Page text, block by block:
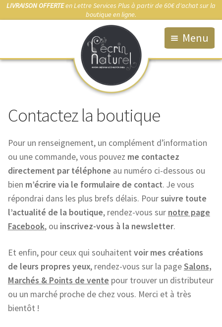
LIVRAISON OFFERTEen Lettre Services Plus à partir de 60€ d'achat sur la
boutique en ligne.
Menu
Accueil
La Boutique
Qui suis-je ?
Démarche éco-responsable
Bijou sur-mesure
Marchés & Points de vente
Anti-allergies
Votre Panier
Contact
Contactez la boutique
Pour un renseignement, un complément d’information
ou une commande, vous pouvez me contactez
directement par téléphone au numéro ci-dessous ou
bien m’écrire via le formulaire de contact. Je vous
répondrai dans les plus brefs délais. Poursuivre toute
l’actualité de la boutique, rendez-vous sur notre page
Facebook, ou inscrivez-vous à la newsletter.
Et enfin, pour ceux qui souhaitent voir mes créations
de leurs propres yeux, rendez-vous sur la pageSalons,
Marchés & Points de vente pour trouver un distributeur
ou un marché proche de chez vous. Merci et à très
bientôt !